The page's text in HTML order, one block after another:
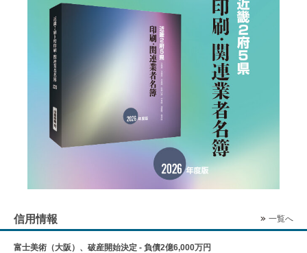
信用情報 一覧へ
富士美術（大阪）、破産開始決定 - 負債2億6,000万円